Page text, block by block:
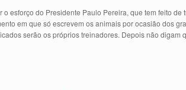
esforço do Presidente Paulo Pereira, que tem feito
em que só escrevem os animais por ocasião dos
serão os próprios treinadores. Depois não digam